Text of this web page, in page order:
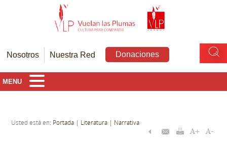
Nosotros Nuestra Red Donaciones
MENU
Usted está en: Portada | Literatura | Narrativa